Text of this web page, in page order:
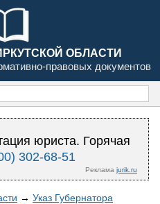
ОБЛАСТИ
правовых документов
юриста. Горячая
302-68-51
Реклама jurik.ru
→ Указ Губернатора